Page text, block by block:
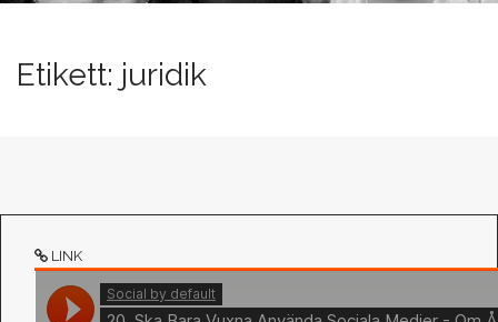
Etikett: juridik
LINK